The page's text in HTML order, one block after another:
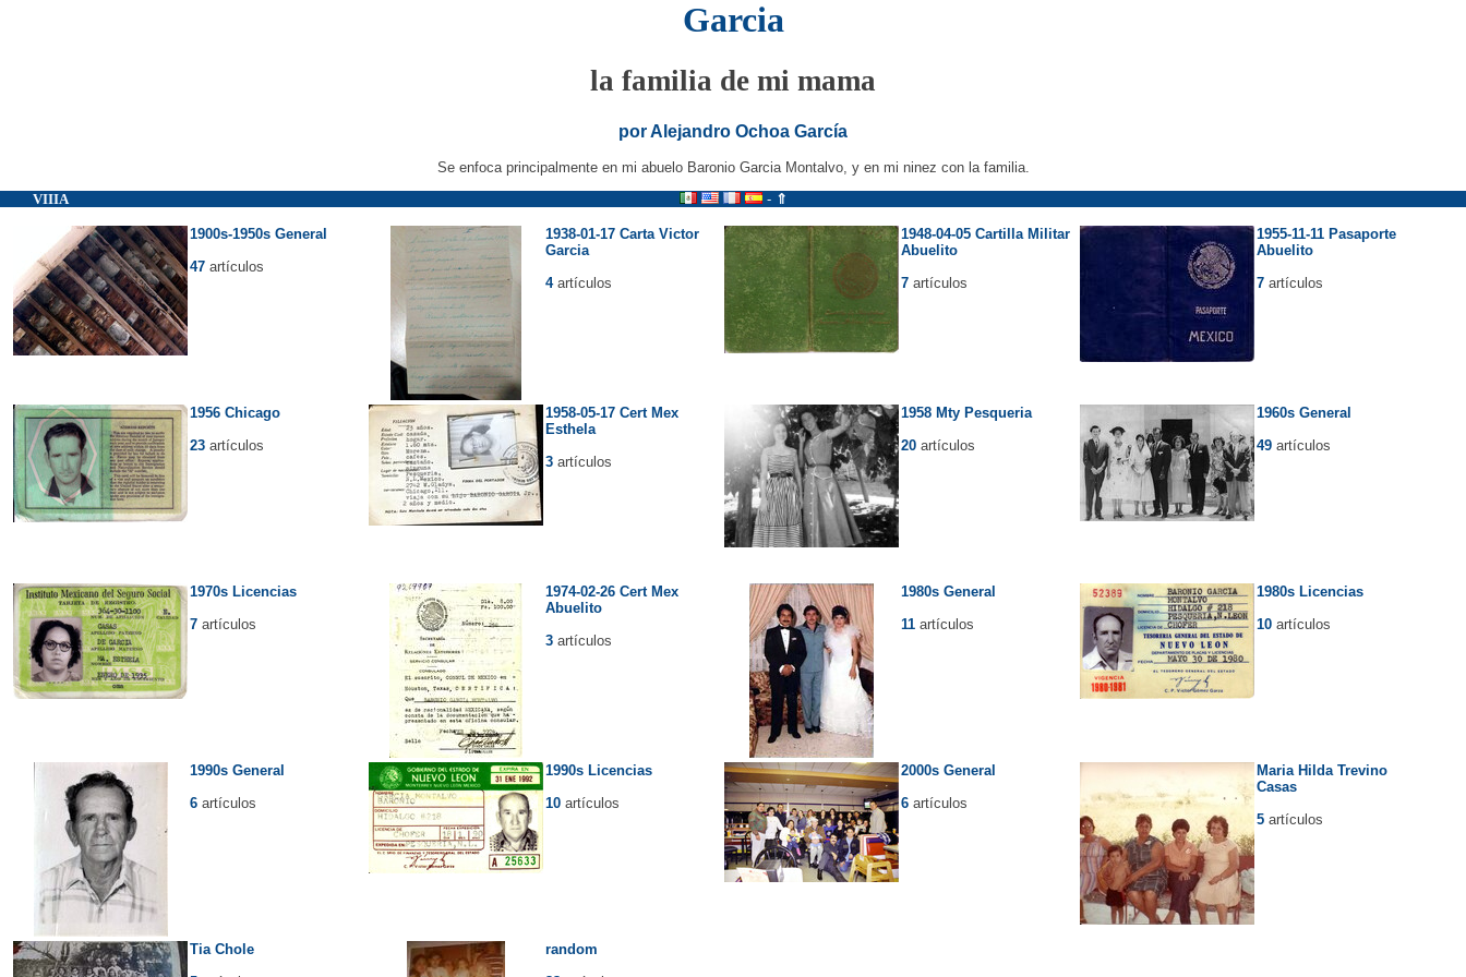
Garcia
la familia de mi mama
por Alejandro Ochoa García
Se enfoca principalmente en mi abuelo Baronio Garcia Montalvo, y en mi ninez con la familia.
VIIIA
- ⇑
1900s-1950s General
47 artículos
1938-01-17 Carta Victor
Garcia
4artículos
1948-04-05 Cartilla Militar
Abuelito
7 artículos
1955-11-11 Pasaporte
Abuelito
7 artículos
1956 Chicago
23 artículos
1958-05-17 Cert Mex
Esthela
3 artículos
1958 Mty Pesqueria
20 artículos
1960s General
49 artículos
1970s Licencias
7 artículos
1974-02-26 Cert Mex
Abuelito
3 artículos
1980s General
11 artículos
1980s Licencias
10 artículos
1990s General
6 artículos
1990s Licencias
10 artículos
2000s General
6 artículos
Maria Hilda Trevino
Casas
5 artículos
Tia Chole
random